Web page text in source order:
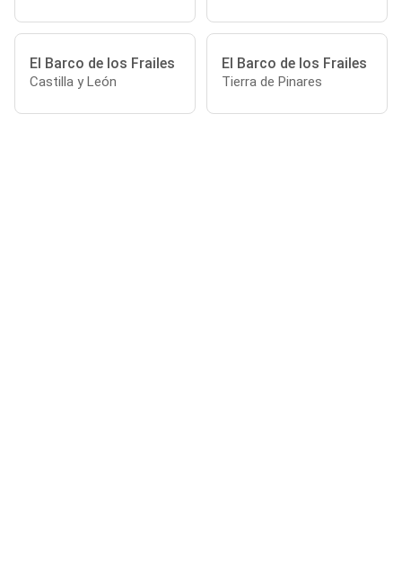
El Barco de los Frailes
Castilla y León
El Barco de los Frailes
Tierra de Pinares